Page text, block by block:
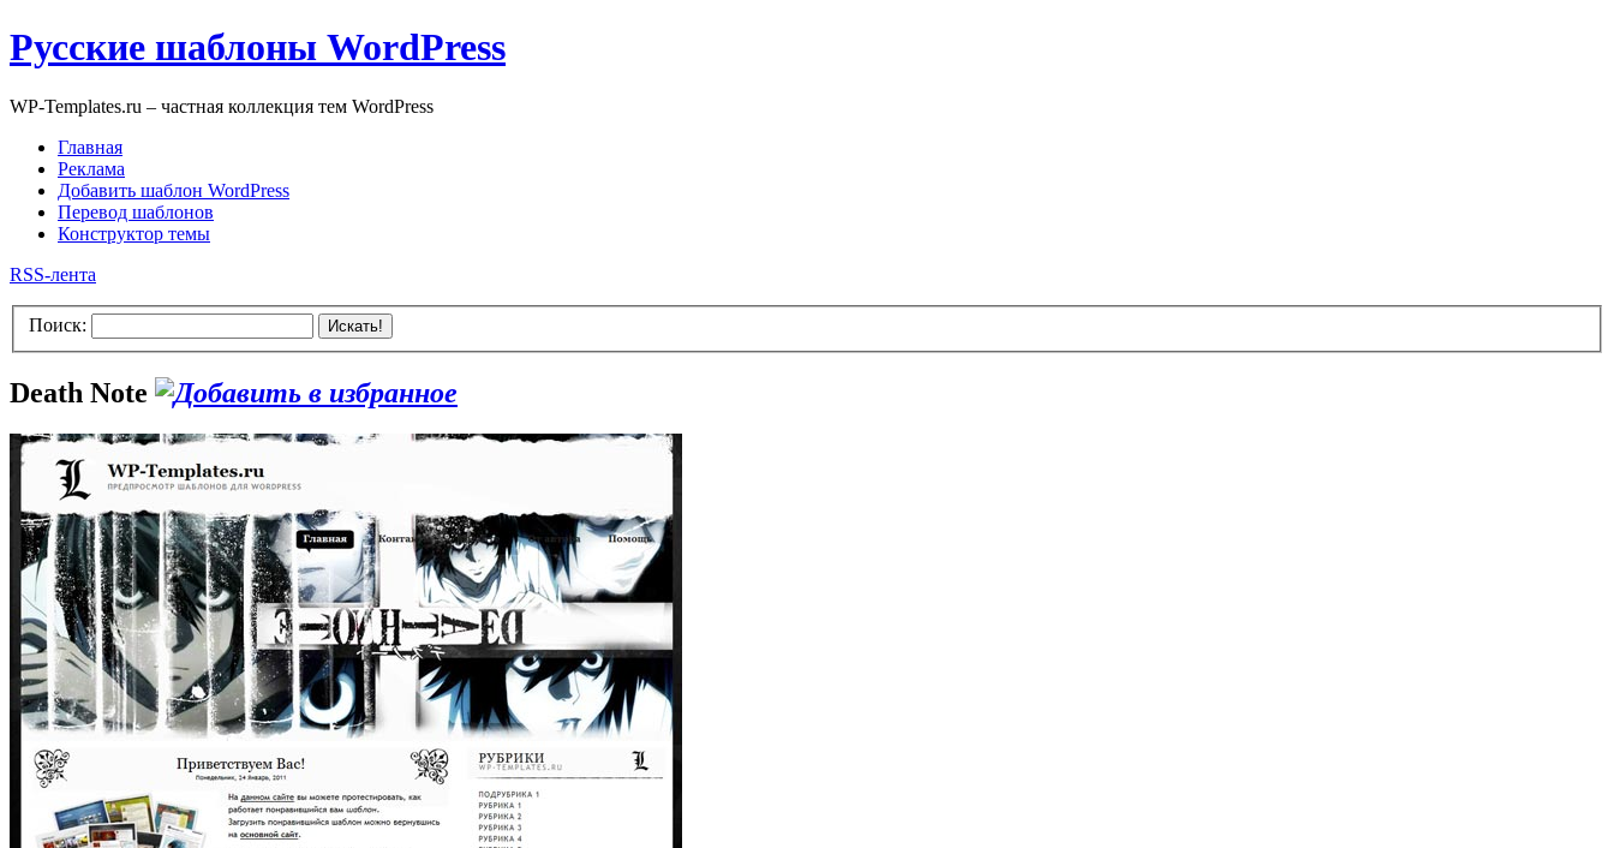
Русские шаблоны WordPress
WP-Templates.ru – частная коллекция тем WordPress
Главная
Реклама
Добавить шаблон WordPress
Перевод шаблонов
Конструктор темы
RSS-лента
Поиск: Искать!
Death Note